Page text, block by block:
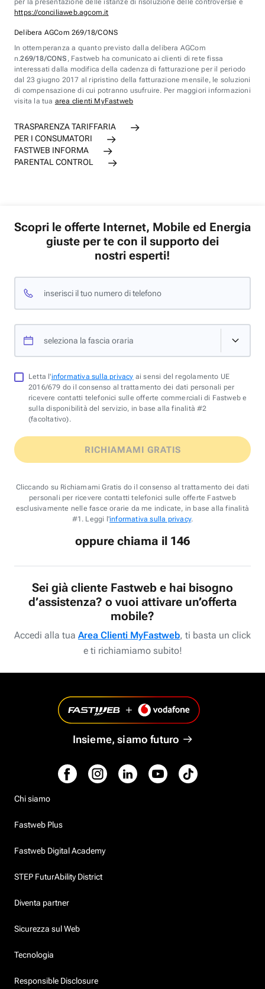
per la presentazione delle istanze di risoluzione delle controversie è
https://conciliaweb.agcom.it
Delibera AGCom 269/18/CONS
In ottemperanza a quanto previsto dalla delibera AGCom
n.269/18/CONS , Fastweb ha comunicato ai clienti di rete fissa
interessati dalla modifica della cadenza di fatturazione per il periodo
dal 23 giugno 2017 al ripristino della fatturazione mensile, le soluzioni
di compensazione di cui potranno usufruire. Per maggiori informazioni
visita la tua area clienti MyFastweb
TRASPARENZA TARIFFARIA
PER I CONSUMATORI
FASTWEB INFORMA
PARENTAL CONTROL
Scopri le offerte Internet, Mobile ed Energia
giuste per te con il supporto dei
nostri esperti!
inserisci il tuo numero di telefono
seleziona la fascia oraria
Letta l'informativa sulla privacy ai sensi del regolamento UE
2016/679 do il consenso al trattamento dei dati personali per
ricevere contatti telefonici sulle offerte commerciali di Fastweb e
sulla disponibilità del servizio, in base alla finalità #2
(facoltativo).
RICHIAMAMI GRATIS
Cliccando su Richiamami Gratis do il consenso al trattamento dei dati
personali per ricevere contatti telefonici sulle offerte Fastweb
esclusivamente nelle fasce orarie da me indicate, in base alla finalità
#1. Leggi l'informativa sulla privacy.
oppure chiama il 146
Sei già cliente Fastweb e hai bisogno
d’assistenza? o vuoi attivare un’offerta
mobile?
Accedi alla tua Area Clienti MyFastweb, ti basta un click
e ti richiamiamo subito!
Insieme, siamo futuro
Chi siamo
Fastweb Plus
Fastweb Digital Academy
STEP FuturAbility District
Diventa partner
Sicurezza sul Web
Tecnologia
Responsible Disclosure